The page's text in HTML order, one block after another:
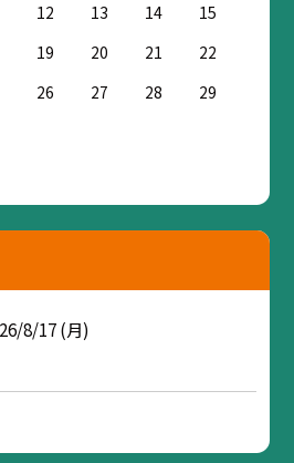
12 13 14
15
19 20 21
22
26 27 28
29
8/17 (月)